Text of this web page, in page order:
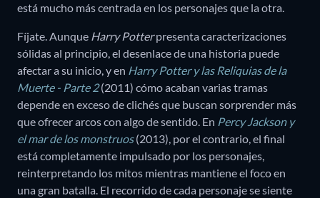
está mucho más centrada en los personajes que la otra.
Fíjate. Aunque Harry Potterpresenta caracterizaciones
sólidas al principio, el desenlace de una historia puede
afectar a su inicio, y en Harry Potter y las Reliquias de la
Muerte - Parte 2(2011) cómo acaban varias tramas
depende en exceso de clichés que buscan sorprender más
que ofrecer arcos con algo de sentido. En Percy Jackson y
el mar de los monstruos(2013), por el contrario, el final
está completamente impulsado por los personajes,
reinterpretando los mitos mientras mantiene el foco en
una gran batalla. El recorrido de cada personaje se siente